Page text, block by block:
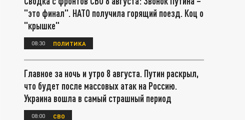
"это финал". НАТО получила горящий поезд. Коц о
"крышке"
08:30 ПОЛИТИКА
Главное за ночь и утро 8 августа. Путин раскрыл,
что будет после массовых атак на Россию.
Украина вошла в самый страшный период
08:00 СВО